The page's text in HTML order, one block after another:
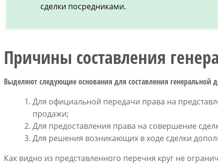
сделки посредниками.
Причины составления
Выделяют следующие основания для составления генеральной
Для официальной передачи права на
продажи;
Для предоставления права на совершение
Для решения возникающих в ходе сделки
Как видно из представленного перечня круг не